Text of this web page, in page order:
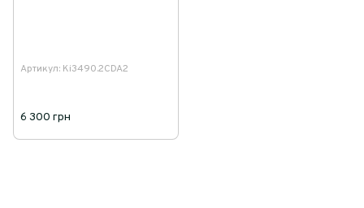
Артикул: Ki3490.2CDA2
6 300 грн